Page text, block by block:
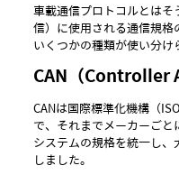
車載通信プロトコルとはそ
信）に使用される通信規
いくつかの種類が使い分け
CAN（Controller
CANは国際標準化機構（
で、それまでメーカーご
システムの規格を統一し
しました。